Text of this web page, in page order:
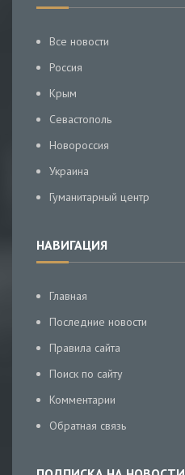
Все новости
Россия
Крым
Севастополь
Новороссия
Украина
Гуманитарный центр
НАВИГАЦИЯ
Главная
Последние новости
Правила сайта
Поиск по сайту
Комментарии
Обратная связь